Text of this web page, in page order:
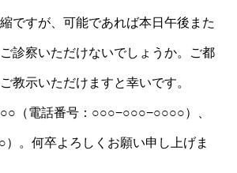
ですが、可能であれば本日午後また
診察いただけないでしょうか。ご都
教示いただけますと幸いです。
（電話番号：○○○−○○○−○○○○）、
。何卒よろしくお願い申し上げま